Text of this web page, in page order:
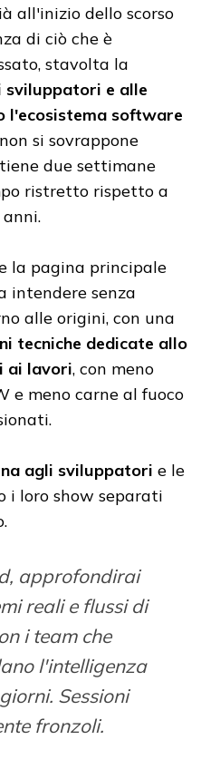
all'inizio dello scorso
di ciò che è
stavolta la
sviluppatori e alle
software
si sovrappone
due settimane
ristretto rispetto a
la pagina principale
intendere senza
alle origini, con una
tecniche dedicate allo
ai lavori, con meno
e meno carne al fuoco
agli sviluppatori e le
i loro show separati
approfondirai
reali e flussi di
i team che
l'intelligenza
Sessioni
fronzoli.